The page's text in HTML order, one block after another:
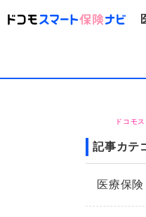
ドコモ
記事カテ
医療保険